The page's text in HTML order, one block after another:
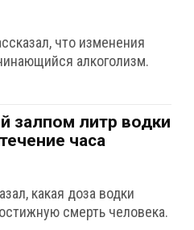
что изменения
алкоголизм.
залпом литр водки
часа
какая доза водки
смерть человека.